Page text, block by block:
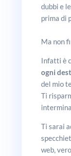
dubbi e
prima di
Ma non
Infatti è
ogni
del mio
Ti
Ti sarai
web,